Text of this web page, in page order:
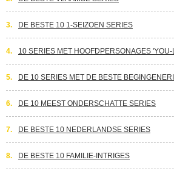
3. DE BESTE 10 1-SEIZOEN SERIES
4. 10 SERIES MET HOOFDPERSONAGES
5. DE 10 SERIES MET DE BESTE
6. DE 10 MEEST ONDERSCHATTE SERIES
7. DE BESTE 10 NEDERLANDSE SERIES
8. DE BESTE 10 FAMILIE-INTRIGES